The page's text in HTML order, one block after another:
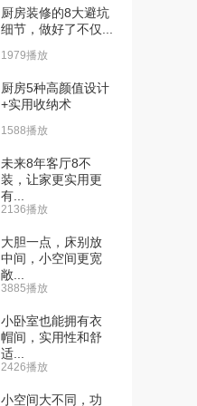
厨房装修的8大避坑
细节，做好了不仅...
1979播放
厨房5种高颜值设计
+实用收纳术
1588播放
未来8年客厅8不
装，让家更实用更
有...
2136播放
大胆一点，床别放
中间，小空间更宽
敞...
3885播放
小卧室也能拥有衣
帽间，实用性和舒
适...
2426播放
小空间大不同，功